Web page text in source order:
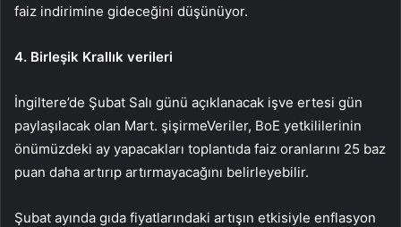
faiz indirimine gideceğini düşünüyor.
4. Birleşik Krallık verileri
İngiltere’de Şubat Salı günü açıklanacak işve ertesi gün
paylaşılacak olan Mart. şişirmeVeriler, BoE yetkililerinin
önümüzdeki ay yapacakları toplantıda faiz oranlarını 25 baz
puan daha artırıp artırmayacağını belirleyebilir.
Şubat ayında gıda fiyatlarındaki artışın etkisiyle enflasyon